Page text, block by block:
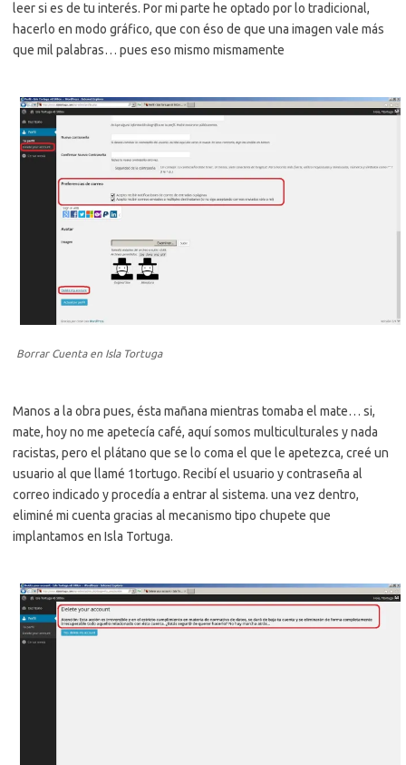
leer si es de tu interés. Por mi parte he optado por lo tradicional,
hacerlo en modo gráfico, que con éso de que una imagen vale más
que mil palabras… pues eso mismo mismamente
Borrar Cuenta en Isla Tortuga
Manos a la obra pues, ésta mañana mientras tomaba el mate… si,
mate, hoy no me apetecía café, aquí somos multiculturales y nada
racistas, pero el plátano que se lo coma el que le apetezca, creé un
usuario al que llamé 1tortugo. Recibí el usuario y contraseña al
correo indicado y procedía a entrar al sistema. una vez dentro,
eliminé mi cuenta gracias al mecanismo tipo chupete que
implantamos en Isla Tortuga.